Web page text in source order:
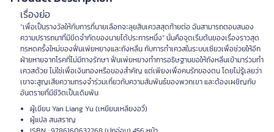
เรื่องย่อ
“เพื่อเป็นรางวัลให้กับการที่นายเลือกจะลุยสิบเควสสุดท้ายต่อ ฉันสามารถตอบสนอง
ความปรารถนาที่มีขีดจำกัดของนายได้ประการหนึ่ง” นั่นคือจุดเริ่มต้นของเรื่องราวสุด
ทรหดครั้งใหม่ของฟั่นเพ่ยหยางและถังหลิ่น กับการทำเควสในระบบเซียวเพื่อช่วยให้อีก
ฝ่ายหายจากโรคที่ไม่มีทางรักษา ฟั่นเพ่ยหยางทำการอธิษฐานขอให้ถังหลิ่นเข้ามาร่วมทำ
เควสด้วย ไม่ใช่เพื่อเงินทองหรือของสำคัญ แต่เพียงเพื่อคนรักของตน โดยไม่รู้เลยว่า
เขาจะสูญเสียความทรงจำร่วมเกี่ยวกับความสัมพันธ์ของพวกเขา และต้องเผชิญกับ
อันตรายที่มีชีวิตเป็นเดิมพัน
ผู้เขียน Yan Liang Yu (เหยียนเหลียงอวี่)
ผู้แปล สนสราญ